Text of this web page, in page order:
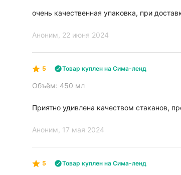
очень качественная упаковка, при
Аноним , 22 июня 2024
5 Товар куплен на Сима-ленд
Объём: 450 мл
Приятно удивлена качеством стаканов,
Аноним , 17 мая 2024
5 Товар куплен на Сима-ленд